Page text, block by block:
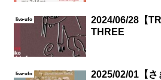
live-ufo
2024/06/28【
THREE
live-ufo
2025/02/01【さ